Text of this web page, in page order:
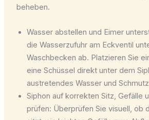
beheben.
Wasser abstellen und Eimer
die Wasserzufuhr am Eckventil
Waschbecken ab. Platzieren Sie
eine Schüssel direkt unter dem
austretendes Wasser und
Siphon auf korrekten Sitz, Gefälle
prüfen: Überprüfen Sie visuell, ob